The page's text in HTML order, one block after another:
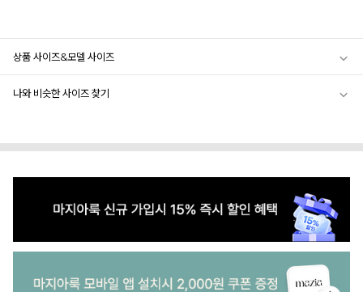
상품 사이즈&모델 사이즈
나와 비슷한 사이즈 찾기